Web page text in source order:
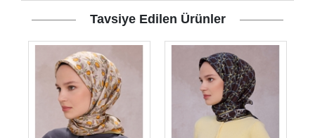
Tavsiye Edilen Ürünler